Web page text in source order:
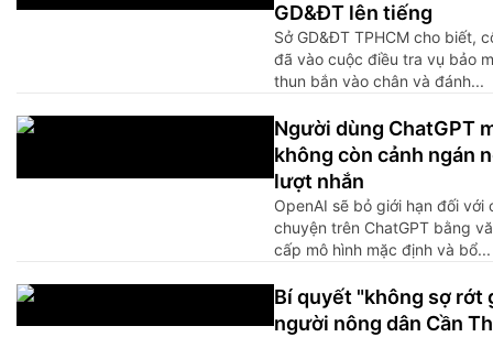
GD&ĐT lên tiếng
Sở GD&ĐT TPHCM cho biết,
đã vào cuộc điều tra vụ bảo
thun bắn vào chân và đánh...
Người dùng ChatGPT
không còn cảnh ngán
lượt nhắn
OpenAI sẽ bỏ giới hạn đối với
chuyện trên ChatGPT bằng
cấp mô hình mặc định và bổ...
Bí quyết "không sợ rớt
người nông dân Cần